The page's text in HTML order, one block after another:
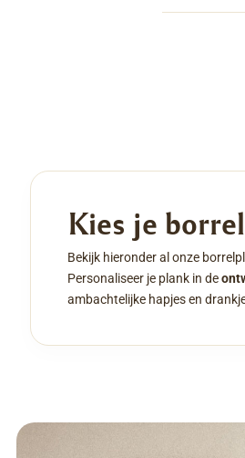
Kies je
Bekijk hieronder al onze
Personaliseer je plank in de
ambachtelijke hapjes en